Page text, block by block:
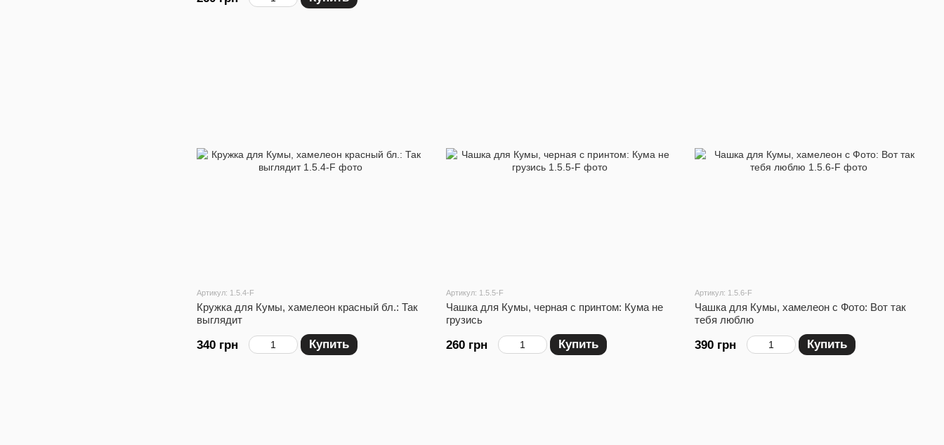
Артикул: 1.5.4-F
Кружка для Кумы, хамелеон красный бл.: Так
выглядит
340 грн Купить
Артикул: 1.5.5-F
Чашка для Кумы, черная с принтом: Кума не
грузись
260 грн Купить
Артикул: 1.5.6-F
Чашка для Кумы, хамелеон с Фото: Вот так
тебя люблю
390 грн Купить